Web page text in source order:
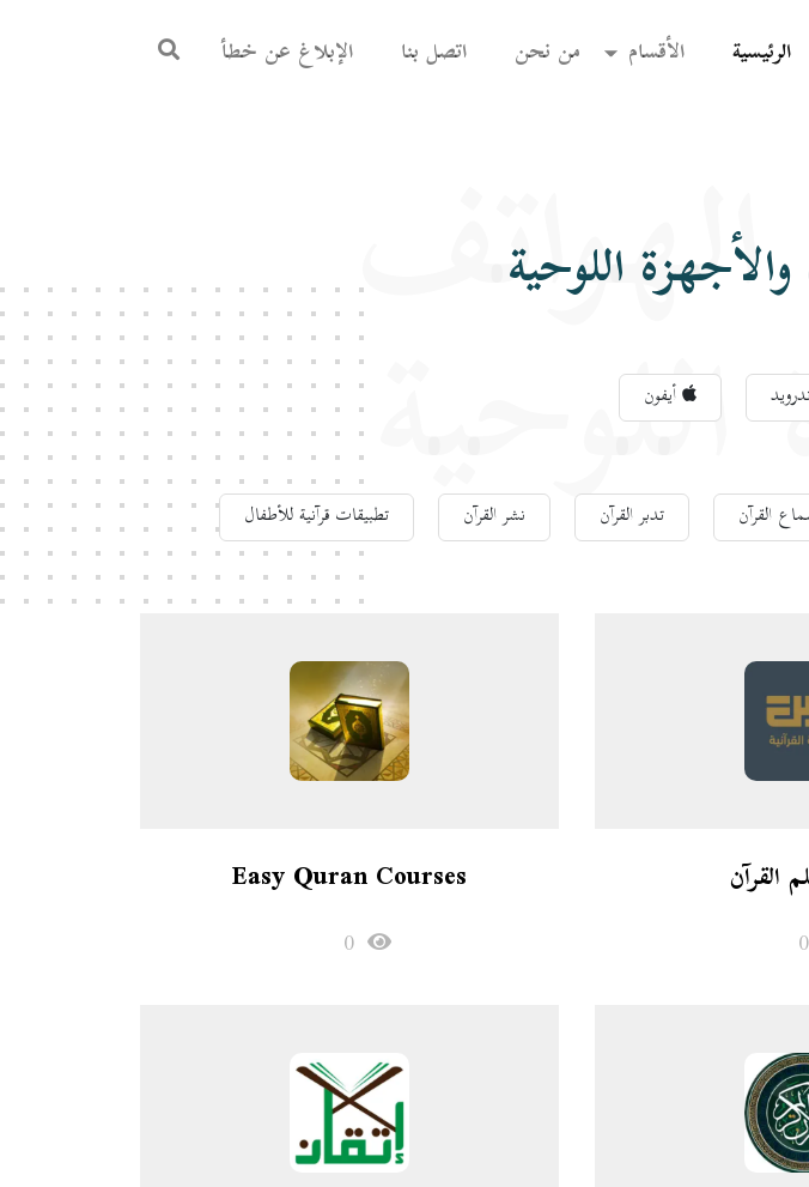
الرئيسية
(current) الأقسام من نحن اتصل بنا الإبلاغ عن خطأ
اللوحية
الهواتف
القرآن تدبر القرآن نشر القرآن تطبيقات قرآنية للأطفال
القرآن Easy Quran Courses